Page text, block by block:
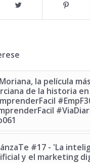
la película
de la historia en
#17 - 'La
y el marketing